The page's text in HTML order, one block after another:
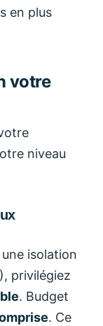
en plus
votre
niveau
isolation
privilégiez
. Budget
. Ce